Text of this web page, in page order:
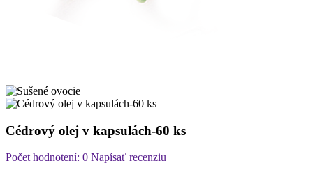
Cédrový olej v kapsulách-60 ks
Počet hodnotení: 0 Napísať recenziu